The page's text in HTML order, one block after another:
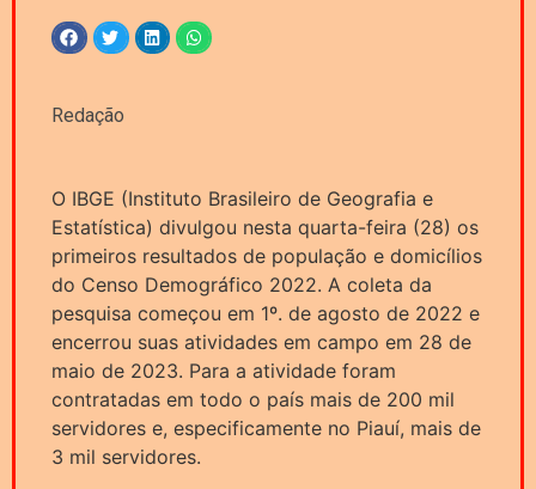
Redação
O IBGE (Instituto Brasileiro de Geografia e
Estatística) divulgou nesta quarta-feira (28) os
primeiros resultados de população e domicílios
do Censo Demográfico 2022. A coleta da
pesquisa começou em 1º. de agosto de 2022 e
encerrou suas atividades em campo em 28 de
maio de 2023. Para a atividade foram
contratadas em todo o país mais de 200 mil
servidores e, especificamente no Piauí, mais de
3 mil servidores.